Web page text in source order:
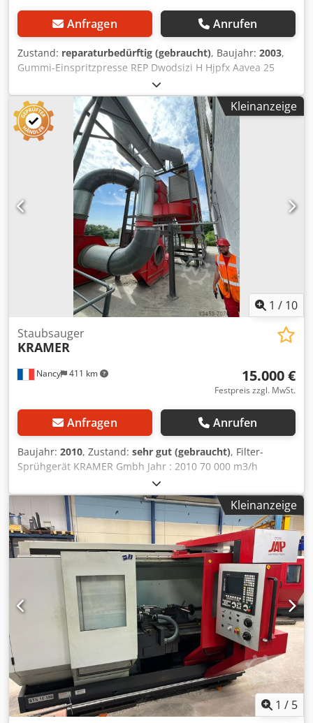
Anfragen Anrufen
Zustand: reparaturbedürftig (gebraucht), Baujahr: 2003,
Gummi-Einspritzpresse REP Dwodsizi H Hjpfx Aavea 25
Tonnen Jahr: 2003 Alle 4 Säulen müssen ausgetauscht
werden (9000€ Kosten)
Kleinanzeige
1 / 10
Nancy 411 km
Staubsauger
KRAMER
15.000 €
Festpreis zzgl. MwSt.
Anfragen Anrufen
Baujahr: 2010, Zustand: sehr gut (gebraucht), Filter-
Sprühgerät KRAMER Gmbh Jahr : 2010 70 000 m3/h
insgesamt Das System kann separat in 2 Filtern mit je 33
000 m3/h eingesetzt werden. Dwjdpfx Aoh D E Rdoavoa
Kleinanzeige
1 / 5